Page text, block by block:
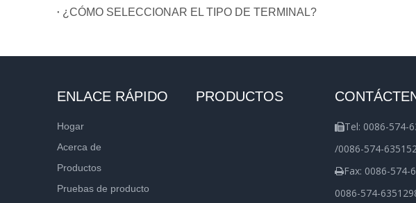
¿CÓMO SELECCIONAR EL TIPO DE TERMINAL?
ENLACE RÁPIDO
Hogar
Acerca de
Productos
Pruebas de producto
PRODUCTOS
Tel: 0086-574-
/0086-574-
Fax: 0086-574-
0086-574-